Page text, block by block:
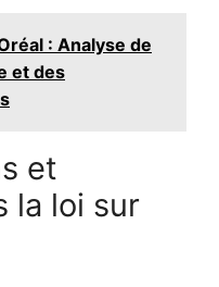
: Analyse de
et des
et
la loi sur